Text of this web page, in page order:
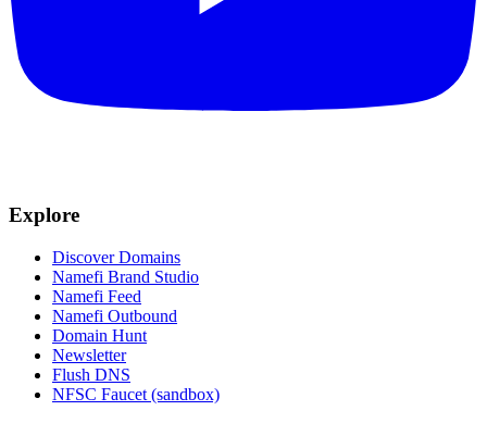
Explore
Discover Domains
Namefi Brand Studio
Namefi Feed
Namefi Outbound
Domain Hunt
Newsletter
Flush DNS
NFSC Faucet (sandbox)